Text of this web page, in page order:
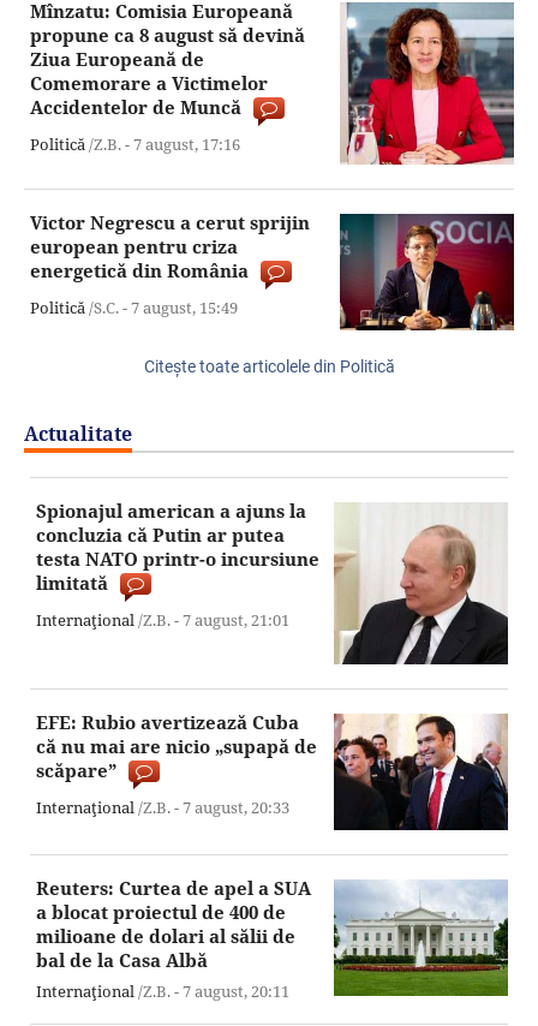
Mînzatu: Comisia Europeană
propune ca 8 august să devină
Ziua Europeană de
Comemorare a Victimelor
Accidentelor de Muncă
Politică/Z.B. -7 august, 17:16
Victor Negrescu a cerut sprijin
european pentru criza
energetică din România
Politică/S.C. -7 august, 15:49
Citeşte toate articolele din Politică
Actualitate
Spionajul american a ajuns la
concluzia că Putin ar putea
testa NATO printr-o incursiune
limitată
Internaţional/Z.B. -7 august,21:01
EFE: Rubio avertizează Cuba
că nu mai are nicio „supapă de
scăpare”
Internaţional/Z.B. -7 august,20:33
Reuters: Curtea de apel a SUA
a blocat proiectul de 400 de
milioane de dolari al sălii de
bal de la Casa Albă
Internaţional/Z.B. -7 august,20:11